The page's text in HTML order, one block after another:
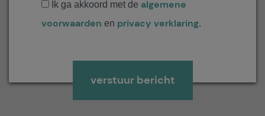
Ik ga akkoord met de algemene
voorwaarden en privacy verklaring.